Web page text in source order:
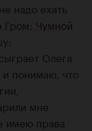
надо ехать
Гром: Чумной
Олега
понимаю, что
мне
имею права